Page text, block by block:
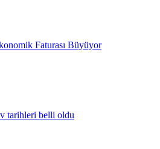
Faturası Büyüyor
tarihleri belli oldu